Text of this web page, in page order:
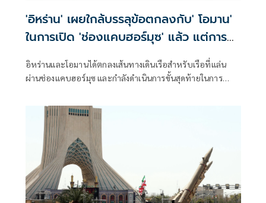
'อิหร่าน' เผยใกล้บรรลุข้อตกลงกับ' โอมาน'
ในการเปิด 'ช่องแคบฮอร์มุซ' แล้ว แต่การ
อิหร่านและโอมานได้ตกลงเส้นทางเดินเรือสำหรับเรือที่แล่น
ผ่านช่องแคบฮอร์มุซ และกำลังดำเนินการขั้นสุดท้ายในการ
กล่าวเมื่อวันพุธที่ผ่านมา แม้ว่าเหตุการณ์ด้านความมั่นคงล่าสุด
จะเน้นย้ำถึงความเสี่ยงที่ยังคงมีอยู่สำหรับการขนส่งทางเรือใน
ภูมิภาคก็ตาม